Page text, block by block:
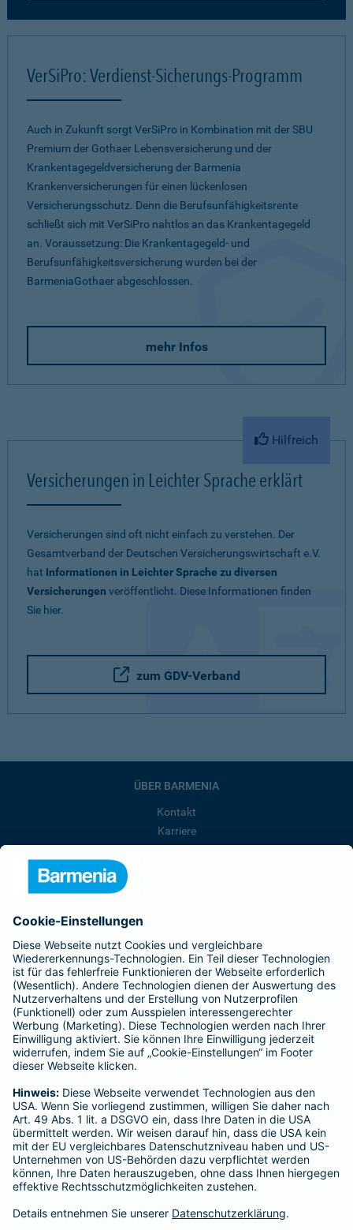
VerSiPro: Verdienst-Sicherungs-Programm
Auch in Zukunft sorgt VerSiPro in Kombination mit der SBU
Premium der Gothaer Lebensversicherung und der
Krankentagegeldversicherung der Barmenia
Krankenversicherungen für einen lückenlosen
Versicherungsschutz. Denn die Berufsunfähigkeitsrente
schließt sich mit VerSiPro nahtlos an das Krankentagegeld
an. Voraussetzung: Die Krankentagegeld- und
Berufsunfähigkeitsversicherung wurden bei der
BarmeniaGothaer abgeschlossen.
mehr Infos
Hilfreich
Versicherungen in Leichter Sprache erklärt
Versicherungen sind oft nicht einfach zu verstehen. Der
Gesamtverband der Deutschen Versicherungswirtschaft e.V.
hat Informationen in Leichter Sprache zu diversen
Versicherungen veröffentlicht. Diese Informationen finden
Sie hier.
zum GDV-Verband
ÜBER BARMENIA
Kontakt
Karriere
Barmenia ist Teil der BarmeniaGothaer
BELIEBTE SEITEN
Kranken-Zusatzversicherung
Tierversicherungen
Haftpflichtversicherung
Hausratversicherung
Adresse ändern
Schaden melden
Kilometerstandsmeldung
Serviceübersicht